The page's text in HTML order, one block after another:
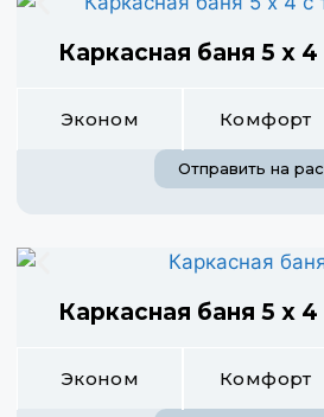
Каркасная баня 5 х
Эконом Комфорт
Отправить на
Каркасная баня 5 х 4
Эконом Комфорт